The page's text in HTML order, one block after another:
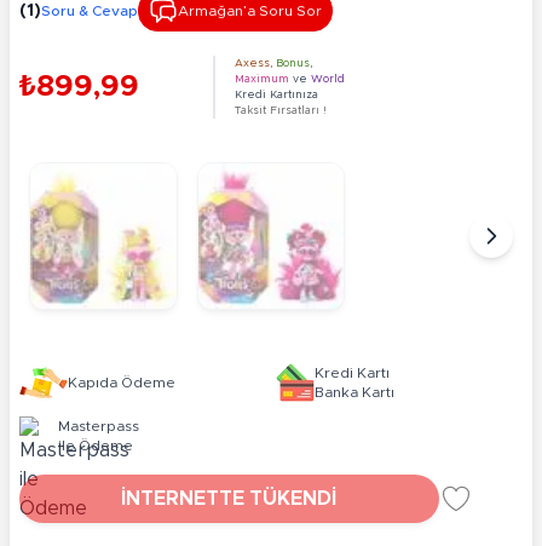
(1)Soru & Cevap Armağan’a Soru Sor
₺899,99
Axess Bonus
Maximum ve World
Kredi Kartınıza
Taksit Fırsatları !
Kapıda Ödeme
Kredi Kartı
Banka Kartı
Masterpass
ile Ödeme
İNTERNETTE TÜKENDİ